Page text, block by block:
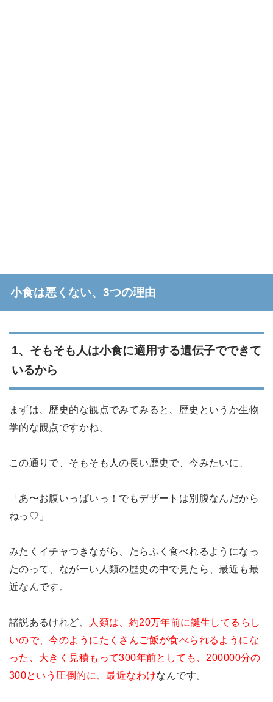
小食は悪くない、3つの理由
1、そもそも人は小食に適用する遺伝子でできて
いるから
まずは、歴史的な観点でみてみると、歴史というか生物
学的な観点ですかね。
この通りで、そもそも人の長い歴史で、今みたいに、
「あ〜お腹いっぱいっ！でもデザートは別腹なんだから
ねっ♡」
みたくイチャつきながら、たらふく食べれるようになっ
たのって、ながーい人類の歴史の中で見たら、最近も最
近なんです。
諸説あるけれど、
人類は、約20万年前に誕生してるらし
いので、今のようにたくさんご飯が食べられるようにな
った、大きく見積もって300年前としても、200000分の
300という圧倒的に、最近なわけなんです。